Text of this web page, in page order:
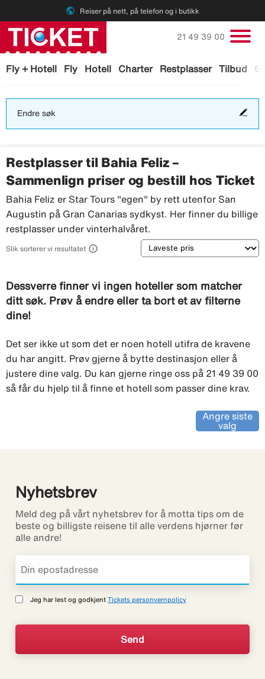
public Reiser på nett, på telefon og i butikk
Fly + Hotell Fly Hotell Charter Restplasser Tilbud
Ring oss på
21 49 39 00
Endre søk
Restplasser til Bahia Feliz –
Sammenlign priser og bestill hos Ticket
Bahia Feliz er Star Tours "egen" by rett utenfor San
Augustin på Gran Canarias sydkyst. Her finner du billige
restplasser under vinterhalvåret.
Slik sorterer vi resultatet  Sortering
Dessverre finner vi ingen hoteller som matcher
ditt søk. Prøv å endre eller ta bort et av filterne
dine!
Det ser ikke ut som det er noen hotell utifra de kravene
du har angitt. Prøv gjerne å bytte destinasjon eller å
justere dine valg. Du kan gjerne ringe oss på 21 49 39 00
så får du hjelp til å finne et hotell som passer dine krav.
Angre siste
valg
Nyhetsbrev
Meld deg på vårt nyhetsbrev for å motta tips om de
beste og billigste reisene til alle verdens hjørner før
alle andre!
Jeg har lest og godkjent Tickets personvernpolicy